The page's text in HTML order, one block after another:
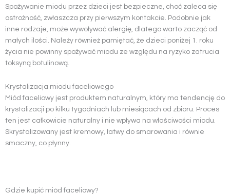
Spożywanie miodu przez dzieci jest bezpieczne, choć zaleca się
ostrożność, zwłaszcza przy pierwszym kontakcie. Podobnie jak
inne rodzaje, może wywoływać alergię, dlatego warto zacząć od
małych ilości. Należy również pamiętać, że dzieci poniżej 1. roku
życia nie powinny spożywać miodu ze względu na ryzyko zatrucia
toksyną botulinową.
Krystalizacja miodu faceliowego
Miód faceliowy jest produktem naturalnym, który ma tendencję do
krystalizacji po kilku tygodniach lub miesiącach od zbioru. Proces
ten jest całkowicie naturalny i nie wpływa na właściwości miodu.
Skrystalizowany jest kremowy, łatwy do smarowania i równie
smaczny, co płynny.
Gdzie kupić miód faceliowy?